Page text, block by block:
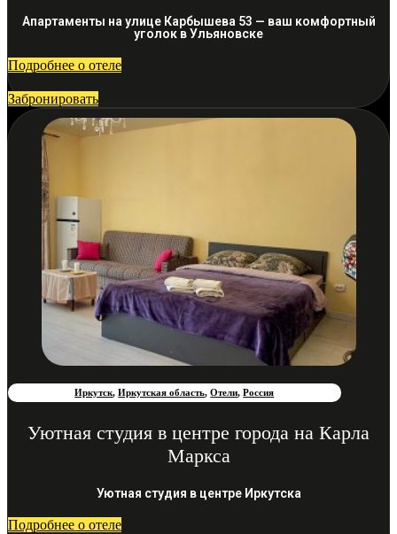
Апартаменты на улице Карбышева 53 — ваш комфортный
уголок в Ульяновске
Подробнее о отеле
Забронировать
Иркутск,Иркутская область,Отели,Россия
Уютная студия в центре города на Карла
Маркса
Уютная студия в центре Иркутска
Подробнее о отеле